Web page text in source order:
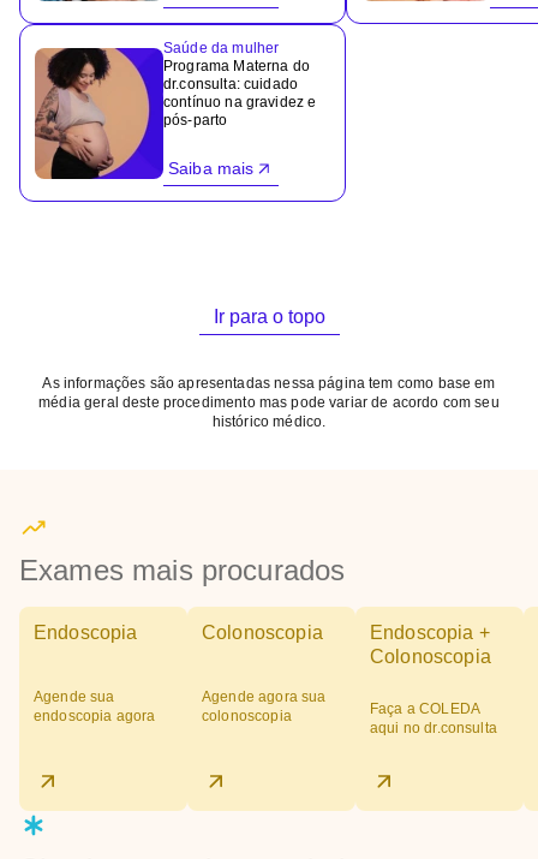
Saúde da mulher
Programa Materna do
dr.consulta: cuidado
contínuo na gravidez e
pós-parto
Saiba mais
Ir para o topo
As informações são apresentadas nessa página tem como base em
média geral deste procedimento mas pode variar de acordo com seu
histórico médico.
Exames mais procurados
Endoscopia
Agende sua
endoscopia agora
Colonoscopia
Agende agora sua
colonoscopia
Endoscopia +
Colonoscopia
Faça a COLEDA
aqui no dr.consulta